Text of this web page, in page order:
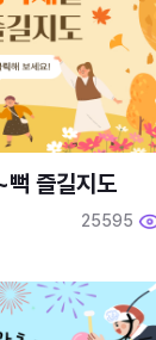
뻑 즐길지도
25595